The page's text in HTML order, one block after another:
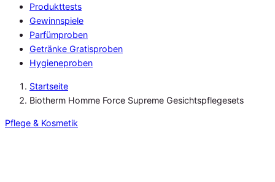
Produkttests
Gewinnspiele
Parfümproben
Getränke Gratisproben
Hygieneproben
Startseite
Biotherm Homme Force Supreme Gesichtspflegesets
Pflege & Kosmetik